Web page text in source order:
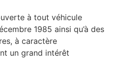
à tout véhicule
1985 ainsi qu’à des
à caractère
un grand intérêt